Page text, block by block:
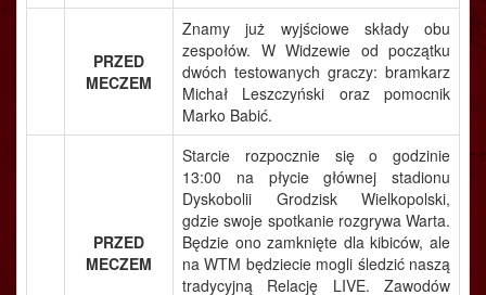
PRZED
MECZEM
Znamy już wyjściowe składy obu
zespołów. W Widzewie od początku
dwóch testowanych graczy: bramkarz
Michał Leszczyński oraz pomocnik
Marko Babić.
PRZED
MECZEM
Starcie rozpocznie się o godzinie
13:00 na płycie głównej stadionu
Dyskobolii Grodzisk Wielkopolski,
gdzie swoje spotkanie rozgrywa Warta.
Będzie ono zamknięte dla kibiców, ale
na WTM będziecie mogli śledzić naszą
tradycyjną Relację LIVE. Zawodów